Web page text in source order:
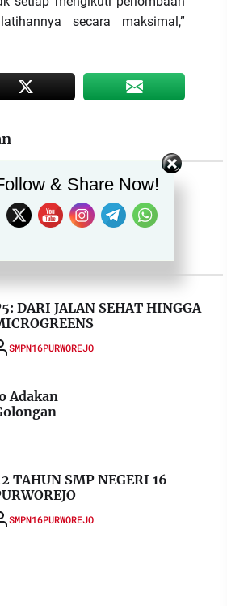
secara maksimal,”
DARI JALAN SEHAT HINGGA
SMPN16PURWOREJO
Adakan
TAHUN SMP NEGERI 16
SMPN16PURWOREJO
& Share Now!
Set Youtube Channel ID